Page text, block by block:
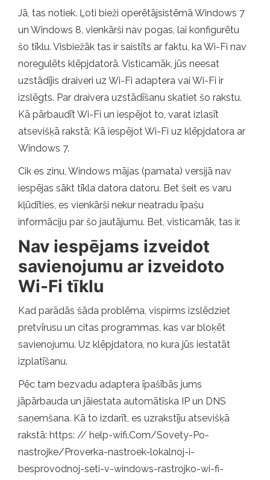
Jā, tas notiek. Ļoti bieži operētājsistēmā Windows 7
un Windows 8, vienkārši nav pogas, lai konfigurētu
šo tīklu. Visbiežāk tas ir saistīts ar faktu, ka Wi-Fi nav
noregulēts klēpjdatorā. Visticamāk, jūs neesat
uzstādījis draiveri uz Wi-Fi adaptera vai Wi-Fi ir
izslēgts. Par draivera uzstādīšanu skatiet šo rakstu.
Kā pārbaudīt Wi-Fi un iespējot to, varat izlasīt
atsevišķā rakstā: Kā iespējot Wi-Fi uz klēpjdatora ar
Windows 7.
Cik es zinu, Windows mājas (pamata) versijā nav
iespējas sākt tīkla datora datoru. Bet šeit es varu
kļūdīties, es vienkārši nekur neatradu īpašu
informāciju par šo jautājumu. Bet, visticamāk, tas ir.
Nav iespējams izveidot
savienojumu ar izveidoto
Wi-Fi tīklu
Kad parādās šāda problēma, vispirms izslēdziet
pretvīrusu un citas programmas, kas var bloķēt
savienojumu. Uz klēpjdatora, no kura jūs iestatāt
izplatīšanu.
Pēc tam bezvadu adaptera īpašībās jums
jāpārbauda un jāiestata automātiska IP un DNS
saņemšana. Kā to izdarīt, es uzrakstīju atsevišķā
rakstā: https: // help-wifi.Com/Sovety-Po-
nastrojke/Proverka-nastroek-lokalnoj-i-
besprovodnoj-seti-v-windows-rastrojko-wi-fi-